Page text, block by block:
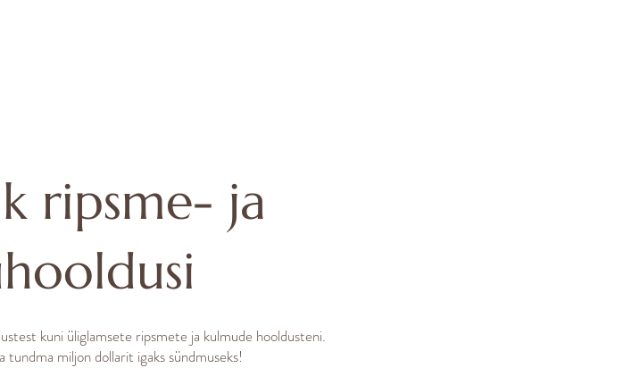
ripsme- ja
kuni üliglamsete ripsmete ja kulmude hooldusteni.
tundma miljon dollarit igaks sündmuseks!